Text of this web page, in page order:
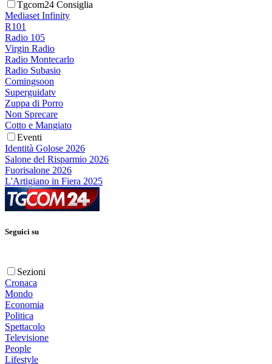
Tgcom24 Consiglia
Mediaset Infinity
R101
Radio 105
Virgin Radio
Radio Montecarlo
Radio Subasio
Comingsoon
Superguidatv
Zuppa di Porro
Non Sprecare
Cotto e Mangiato
Eventi
Identità Golose 2026
Salone del Risparmio 2026
Fuorisalone 2026
L'Artigiano in Fiera 2025
Seguici su
Sezioni
Cronaca
Mondo
Economia
Politica
Spettacolo
Televisione
People
Lifestyle